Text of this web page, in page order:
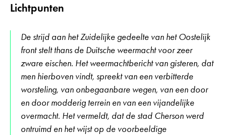
Lichtpunten
De strijd aan het Zuidelijke gedeelte van het Oostelijk
front stelt thans de Duitsche weermacht voor zeer
zware eischen. Het weermachtbericht van gisteren, dat
men hierboven vindt, spreekt van een verbitterde
worsteling, van onbegaanbare wegen, van een door
en door modderig terrein en van een vijandelijke
overmacht. Het vermeldt, dat de stad Cherson werd
ontruimd en het wijst op de voorbeeldige